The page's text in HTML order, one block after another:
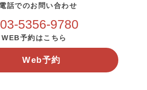
話でのお問い合わせ
03-5356-9780
WEB予約はこちら
Web予約